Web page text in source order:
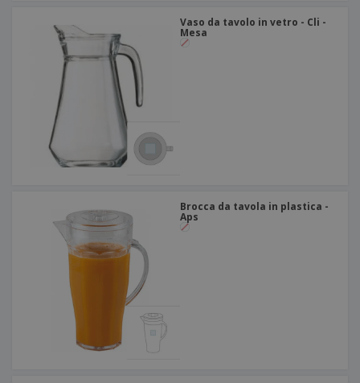
Vaso da tavolo in vetro - Cli -
Mesa
Brocca da tavola in plastica -
Aps